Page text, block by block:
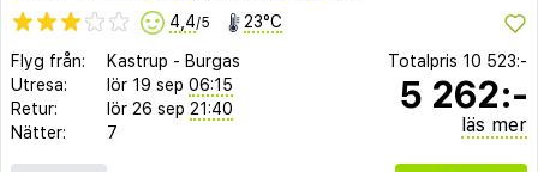
4,4/5 23°C
Flyg från: Kastrup - Burgas
Utresa:
lör 19 sep 06:15
Retur:
lör 26 sep 21:40
Nätter:
7
Totalpris 10 523:-
5 262:-
läs mer